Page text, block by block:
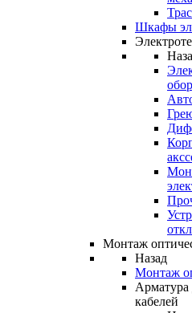
Шкафы
Монтаж
Назад
Монтаж
Арматура
кабелей